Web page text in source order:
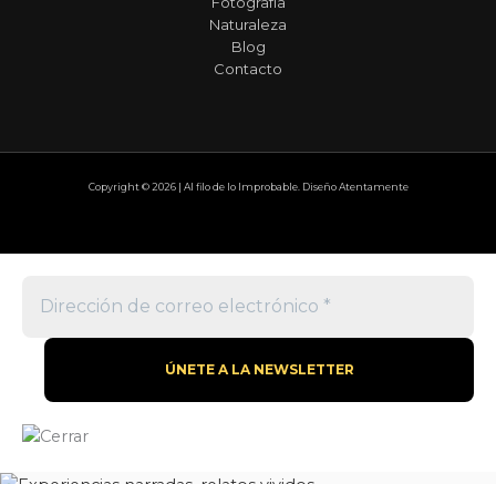
Naturaleza
Blog
Contacto
Copyright © 2026 | Al filo de lo Improbable. Diseño Atentamente